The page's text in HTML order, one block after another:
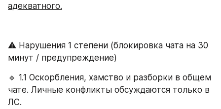
адекватного.
⚠ Нарушения 1 степени (блокировка чата на 30
минут / предупреждение)
🔹 1.1 Оскорбления, хамство и разборки в общем
чате. Личные конфликты обсуждаются только в
ЛС.